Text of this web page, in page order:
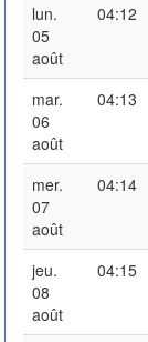
lun.
05
août
04:12
mar.
06
août
04:13
mer.
07
août
04:14
jeu.
08
août
04:15